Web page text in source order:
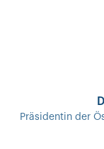
Präsidentin der